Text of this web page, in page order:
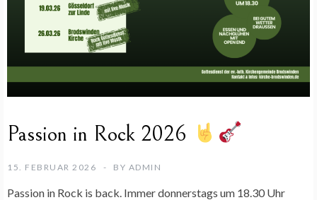
Passion in Rock 2026
15. FEBRUAR 2026 BY ADMIN
Passion in Rock is back. Immer donnerstags um 18.30 Uhr